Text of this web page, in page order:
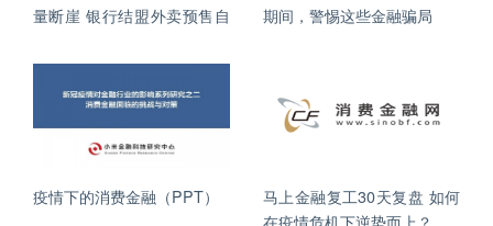
量断崖 银行结盟外卖预售自
期间，警惕这些金融骗局
疫情下的消费金融（PPT）
马上金融复工30天复盘 如何